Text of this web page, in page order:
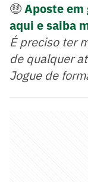
🤑Aposte em
aqui e saiba
É preciso ter
de qualquer
Jogue de